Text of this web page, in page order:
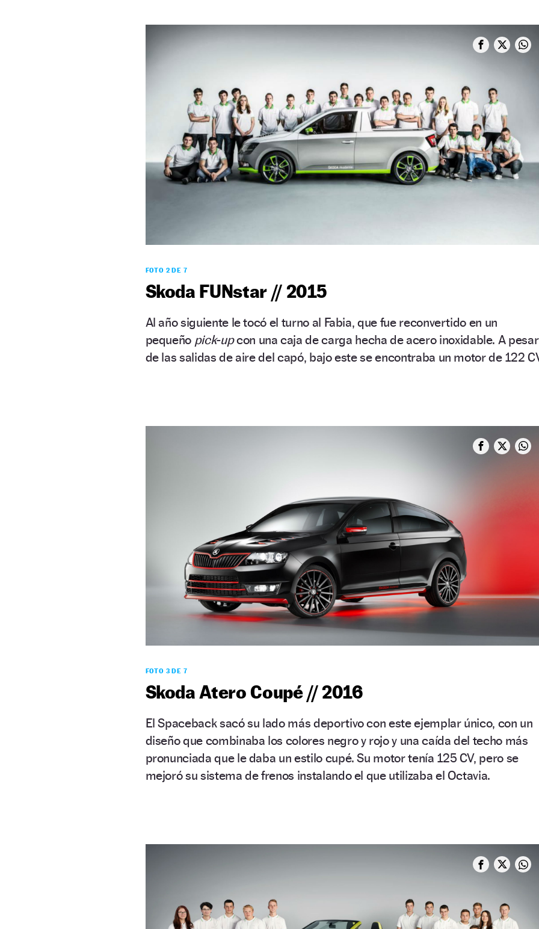
FOTO 2 DE 7
Skoda FUNstar // 2015
Al año siguiente le tocó el turno al Fabia, que fue reconvertido en un
pequeño pick-upcon una caja de carga hecha de acero inoxidable. A pesar
de las salidas de aire del capó, bajo este se encontraba un motor de 122
FOTO 3 DE 7
Skoda Atero Coupé // 2016
El Spaceback sacó su lado más deportivo con este ejemplar único, con un
diseño que combinaba los colores negro y rojo y una caída del techo más
pronunciada que le daba un estilo cupé. Su motor tenía 125 CV, pero se
mejoró su sistema de frenos instalando el que utilizaba el Octavia.